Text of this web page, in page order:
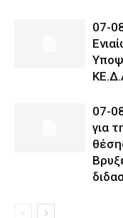
07-
07-
για